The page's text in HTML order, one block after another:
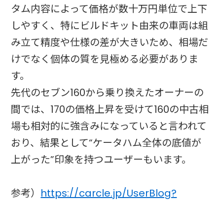
タム内容によって価格が数十万円単位で上下
しやすく、特にビルドキット由来の車両は組
み立て精度や仕様の差が大きいため、相場だ
けでなく個体の質を見極める必要がありま
す。
先代のセブン160から乗り換えたオーナーの
間では、170の価格上昇を受けて160の中古相
場も相対的に強含みになっていると言われて
おり、結果として“ケータハム全体の底値が
上がった”印象を持つユーザーもいます。
参考） https://carcle.jp/UserBlog?